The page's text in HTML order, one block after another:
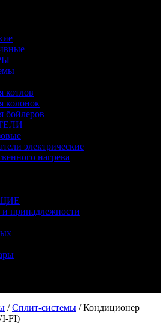
котлов
колонок
бойлеров
электрические
нагрева
принадлежности
/Сплит-системы / Кондиционер
FI)